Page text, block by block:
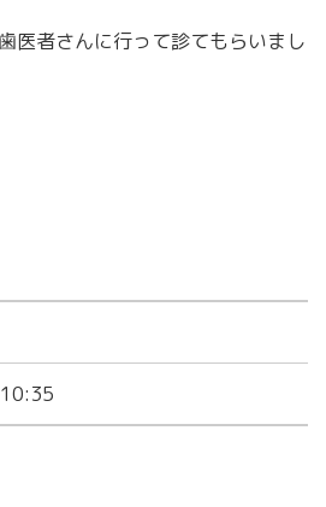
医者さんに行って診てもらいまし